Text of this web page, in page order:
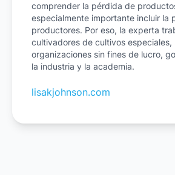
comprender la pérdida de
especialmente importante incluir la
productores. Por eso, la experta
cultivadores de cultivos especiales,
organizaciones sin fines de lucro,
la industria y la academia.
lisakjohnson.com